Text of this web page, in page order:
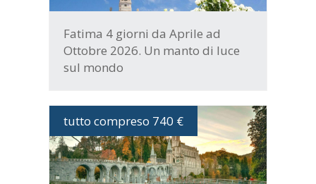
Fatima 4 giorni da Aprile ad
Ottobre 2026. Un manto di luce
sul mondo
tutto compreso 740 €
DATE E PROGRAMMA